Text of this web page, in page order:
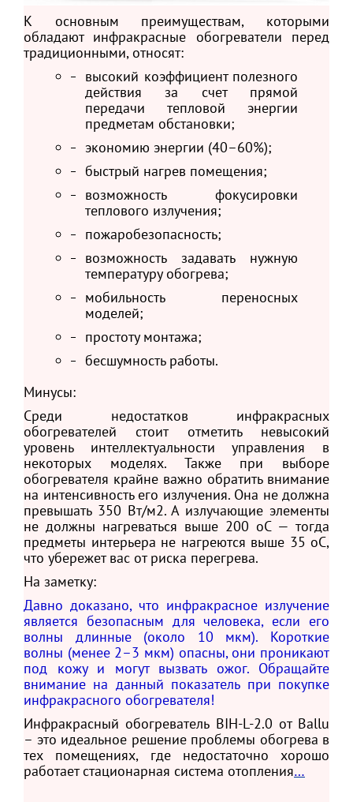
К основным преимуществам, которыми
обладают инфракрасные обогреватели перед
традиционными, относят:
высокий коэффициент полезного
действия за счет прямой
передачи тепловой энергии
предметам обстановки;
экономию энергии (40–60%);
быстрый нагрев помещения;
возможность фокусировки
теплового излучения;
пожаробезопасность;
возможность задавать нужную
температуру обогрева;
мобильность переносных
моделей;
простоту монтажа;
бесшумность работы.
Минусы:
Среди недостатков инфракрасных
обогревателей стоит отметить невысокий
уровень интеллектуальности управления в
некоторых моделях. Также при выборе
обогревателя крайне важно обратить внимание
на интенсивность его излучения. Она не должна
превышать 350 Вт/м2. А излучающие элементы
не должны нагреваться выше 200 oС — тогда
предметы интерьера не нагреются выше 35 oС,
что убережет вас от риска перегрева.
На заметку:
Давно доказано, что инфракрасное излучение
является безопасным для человека, если его
волны длинные (около 10 мкм). Короткие
волны (менее 2–3 мкм) опасны, они проникают
под кожу и могут вызвать ожог. Обращайте
внимание на данный показатель при покупке
инфракрасного обогревателя!
Инфракрасный обогреватель BIH-L-2.0 от Ballu
– это идеальное решение проблемы обогрева в
тех помещениях, где недостаточно хорошо
работает стационарная система отопления…